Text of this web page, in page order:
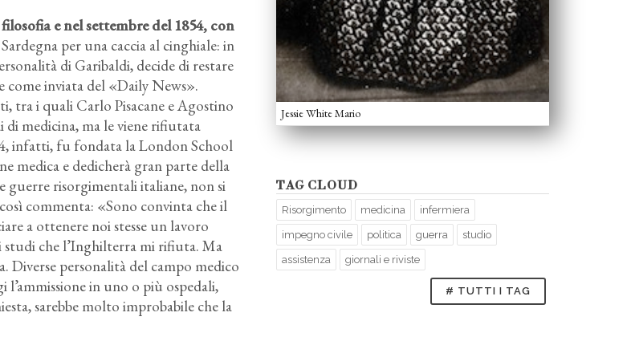
Jessie White Mario
TAG CLOUD
Risorgimento medicina infermiera
impegno civile politica guerra studio
assistenza giornali e riviste
# TUTTI I TAG
e nel settembre del 1854, con
per una caccia al cinghiale: in
di Garibaldi, decide di restare
come inviata del «Daily News».
tra i quali Carlo Pisacane e Agostino
medicina, ma le viene rifiutata
infatti, fu fondata la London School
medica e dedicherà gran parte della
guerre risorgimentali italiane, non si
commenta: «Sono convinta che il
a ottenere noi stesse un lavoro
che l’Inghilterra mi rifiuta. Ma
Diverse personalità del campo medico
l’ammissione in uno o più ospedali,
sarebbe molto improbabile che la